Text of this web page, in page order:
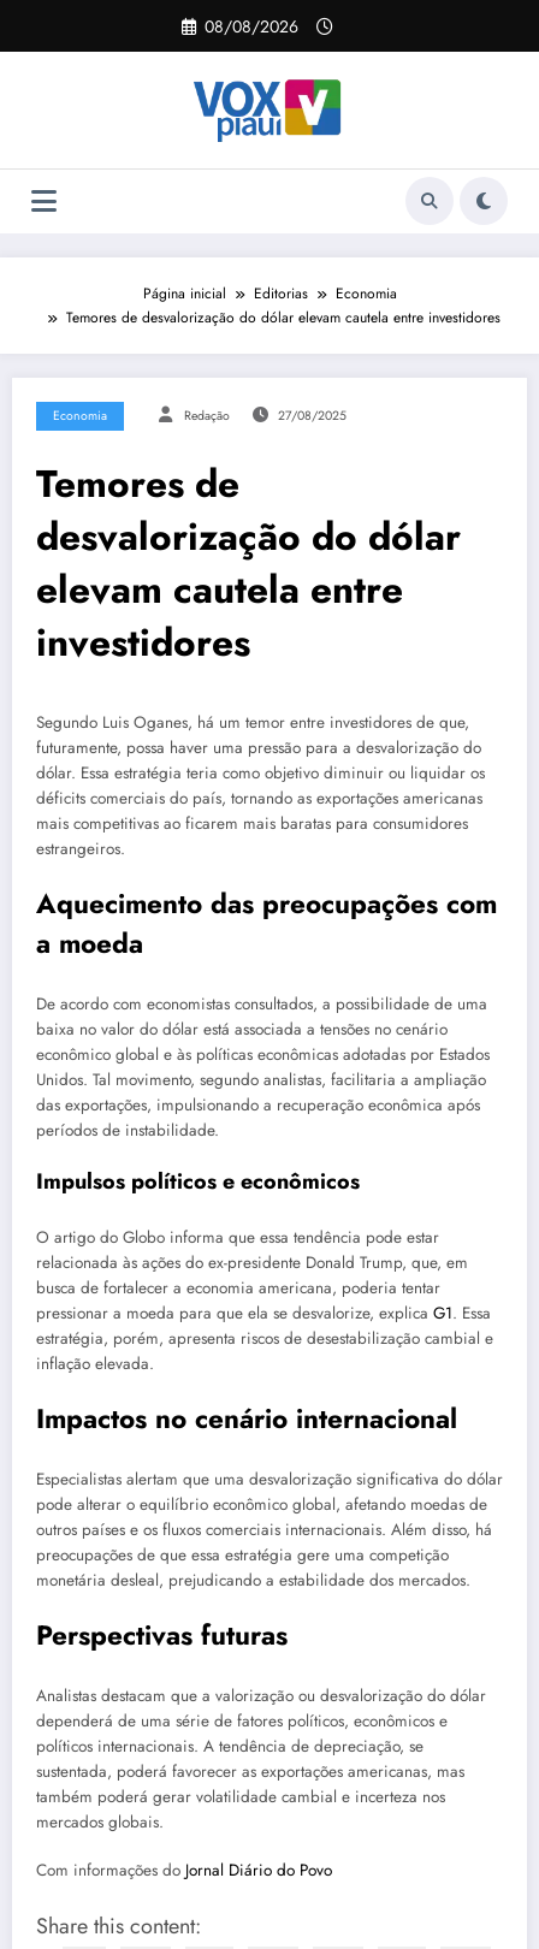
o
08/08/2026
Página inicial Editorias
Economia
Temores de desvalorização do dólar elevam cautela entre investidores
Economia Redação 27/08/2025
Temores de
desvalorização do dólar
elevam cautela entre
investidores
Segundo Luis Oganes, há um temor entre investidores de que,
futuramente, possa haver uma pressão para a desvalorização do
dólar. Essa estratégia teria como objetivo diminuir ou liquidar os
déficits comerciais do país, tornando as exportações americanas
mais competitivas ao ficarem mais baratas para consumidores
estrangeiros.
Aquecimento das preocupações com
a moeda
De acordo com economistas consultados, a possibilidade de uma
baixa no valor do dólar está associada a tensões no cenário
econômico global e às políticas econômicas adotadas por Estados
Unidos. Tal movimento, segundo analistas, facilitaria a ampliação
das exportações, impulsionando a recuperação econômica após
períodos de instabilidade.
Impulsos políticos e econômicos
O artigo do Globo informa que essa tendência pode estar
relacionada às ações do ex-presidente Donald Trump, que, em
busca de fortalecer a economia americana, poderia tentar
pressionar a moeda para que ela se desvalorize, explica G1. Essa
estratégia, porém, apresenta riscos de desestabilização cambial e
inflação elevada.
Impactos no cenário internacional
Especialistas alertam que uma desvalorização significativa do dólar
pode alterar o equilíbrio econômico global, afetando moedas de
outros países e os fluxos comerciais internacionais. Além disso, há
preocupações de que essa estratégia gere uma competição
monetária desleal, prejudicando a estabilidade dos mercados.
Perspectivas futuras
Analistas destacam que a valorização ou desvalorização do dólar
dependerá de uma série de fatores políticos, econômicos e
políticos internacionais. A tendência de depreciação, se
sustentada, poderá favorecer as exportações americanas, mas
também poderá gerar volatilidade cambial e incerteza nos
mercados globais.
Com informações do Jornal Diário do Povo
Share this content: